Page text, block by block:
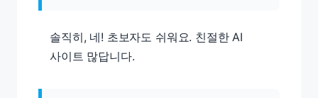
솔직히, 네! 초보자도 쉬워요. 친절한 AI
사이트 많답니다.